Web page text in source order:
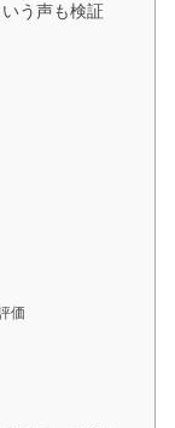
う声も検証
価